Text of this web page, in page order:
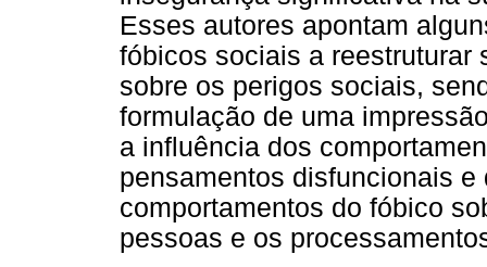
Esses autores apontam
fóbicos sociais a reestruturar
sobre os perigos sociais,
formulação de uma
a influência dos
pensamentos disfuncionais
comportamentos do fóbico
pessoas e os